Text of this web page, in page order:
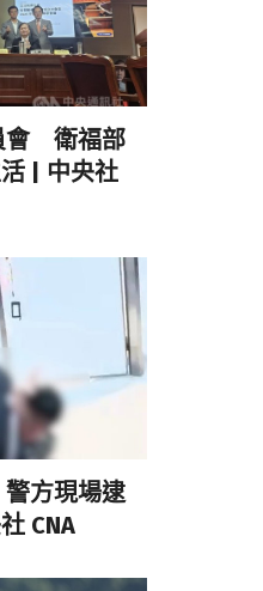
會 衛福部
| 中央社
方現場逮
CNA